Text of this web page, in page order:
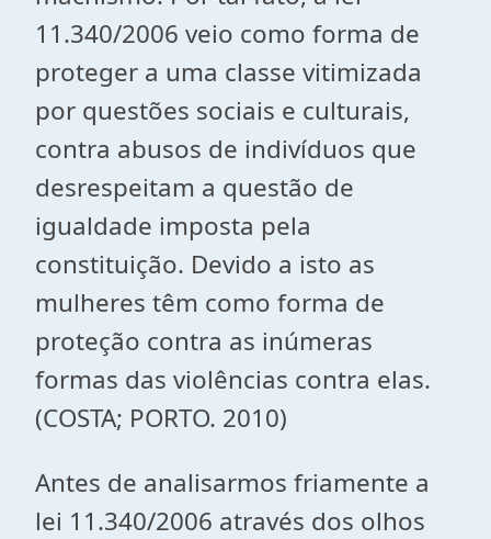
11.340/2006 veio como forma de
proteger a uma classe vitimizada
por questões sociais e culturais,
contra abusos de indivíduos que
desrespeitam a questão de
igualdade imposta pela
constituição. Devido a isto as
mulheres têm como forma de
proteção contra as inúmeras
formas das violências contra elas.
(COSTA; PORTO. 2010)
Antes de analisarmos friamente a
lei 11.340/2006 através dos olhos